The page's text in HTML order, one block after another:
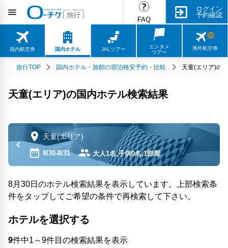
FAQ
ログイン
予約確認
国内航空券 国内ホテル JALツアー
エンタメ
ツアー
海外航空券
旅行TOP 国内ホテル・旅館の宿泊格安予約・比較 天童(エリア)の
天童(エリア)の国内ホテル検索結果
天童(エリア)
8/30-8/31 大人1名,子供0名,1部屋
8月30日のホテル検索結果を表示しています。上部検索条
件をタップしてご希望の条件で再検索して下さい。
ホテルを選択する
9件中1～9件目の検索結果を表示